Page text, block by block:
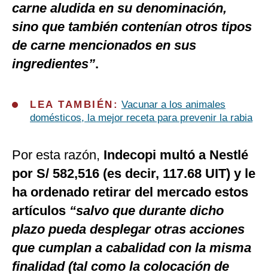
carne aludida en su denominación,
sino que también contenían otros tipos
de carne mencionados en sus
ingredientes”.
LEA TAMBIÉN: Vacunar a los animales
domésticos, la mejor receta para prevenir la rabia
Por esta razón, Indecopi multó a Nestlé
por S/ 582,516 (es decir, 117.68 UIT) y le
ha ordenado retirar del mercado estos
artículos “salvo que durante dicho
plazo pueda desplegar otras acciones
que cumplan a cabalidad con la misma
finalidad (tal como la colocación de